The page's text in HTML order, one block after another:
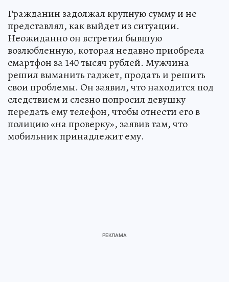
Гражданин задолжал крупную сумму и не
представлял, как выйдет из ситуации.
Неожиданно он встретил бывшую
возлюбленную, которая недавно приобрела
смартфон за 140 тысяч рублей. Мужчина
решил выманить гаджет, продать и решить
свои проблемы. Он заявил, что находится под
следствием и слезно попросил девушку
передать ему телефон, чтобы отнести его в
полицию «на проверку», заявив там, что
мобильник принадлежит ему.